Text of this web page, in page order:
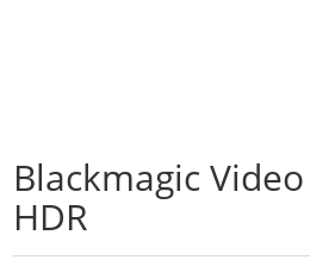
Blackmagic
HDR